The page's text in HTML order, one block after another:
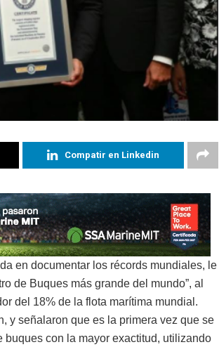
Compatir en Linkedin
en documentar los récords mundiales, le
de Buques más grande del mundo”, al
del 18% de la flota marítima mundial.
y señalaron que es la primera vez que se
con la mayor exactitud, utilizando